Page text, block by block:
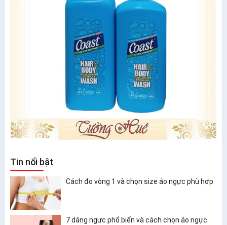
Tin nổi bật
Cách đo vòng 1 và chọn size áo ngực phù hợp
7 dáng ngực phổ biến và cách chọn áo ngực